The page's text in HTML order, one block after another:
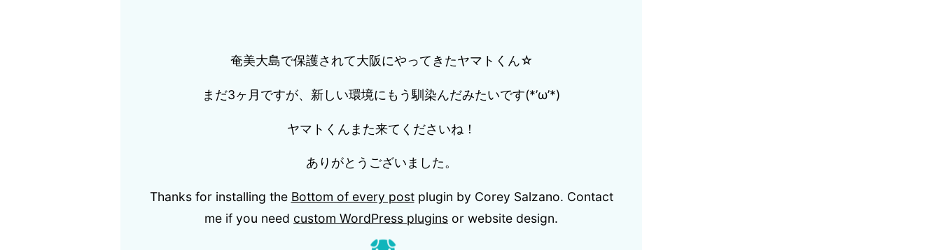
奄美大島で保護されて大阪にやってきたヤマトくん☆
まだ3ヶ月ですが、新しい環境にもう馴染んだみたいです(*’ω’*)
ヤマトくんまた来てくださいね！
ありがとうございました。
Thanks for installing the Bottom of every postplugin by Corey Salzano. Contact
me if you need custom WordPress plugins or website design.